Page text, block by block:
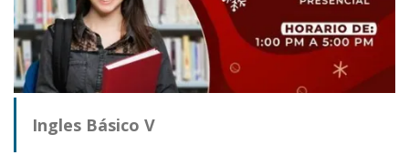
Ingles Básico V